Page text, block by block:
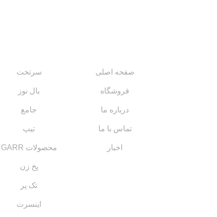
صفحه اصلی
فروشگاه
درباره ما
تماس با ما
اخبار
سرتخت
بال نوز
جامع
تیپ
محصولات GARR
پخ زن
تک پر
اینسرت